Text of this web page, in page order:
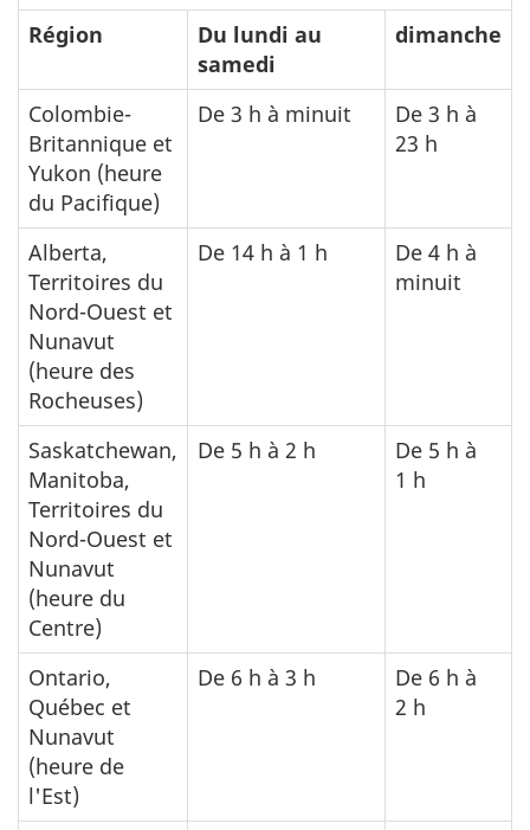
Heures
de
service
de
la
Transmission
par
Internet
des
déclarations
des
sociétés
Région
Du lundi au
samedi
dimanche
Colombie-
Britannique et
Yukon (heure
du Pacifique)
De 3 h à minuit
De 3 h à
23 h
Alberta,
Territoires du
Nord-Ouest et
Nunavut
(heure des
Rocheuses)
De 14 h à 1 h
De 4 h à
minuit
Saskatchewan,
Manitoba,
Territoires du
Nord-Ouest et
Nunavut
(heure du
Centre)
De 5 h à 2 h
De 5 h à
1 h
Ontario,
Québec et
Nunavut
(heure de
l'Est)
De 6 h à 3 h
De 6 h à
2 h